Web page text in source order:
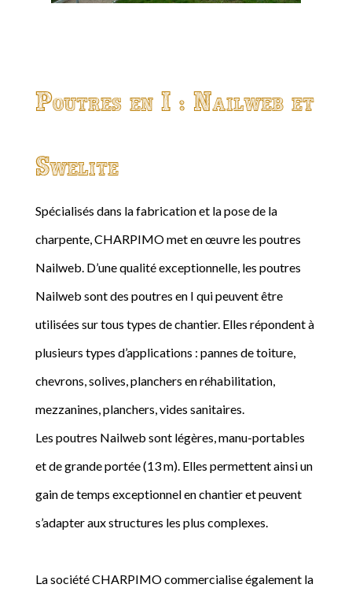
Poutres en I : Nailweb et
Swelite
Spécialisés dans la fabrication et la pose de la
charpente, CHARPIMO met en œuvre les poutres
Nailweb. D’une qualité exceptionnelle, les poutres
Nailweb sont des poutres en I qui peuvent être
utilisées sur tous types de chantier. Elles répondent à
plusieurs types d’applications : pannes de toiture,
chevrons, solives, planchers en réhabilitation,
mezzanines, planchers, vides sanitaires.
Les poutres Nailweb sont légères, manu-portables
et de grande portée (13 m). Elles permettent ainsi un
gain de temps exceptionnel en chantier et peuvent
s’adapter aux structures les plus complexes.
La société CHARPIMO commercialise également la